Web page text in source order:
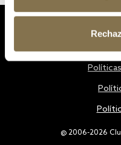
@ 2006-2026